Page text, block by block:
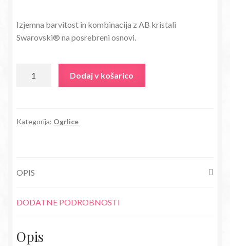
je
28,50€.
je:
Izjemna barvitost in kombinacija z AB kristali
Swarovski® na posrebreni osnovi.
Swarovski®
Dodaj v košarico
Kategorija: Ogrlice
OPIS
DODATNE PODROBNOSTI
Opis